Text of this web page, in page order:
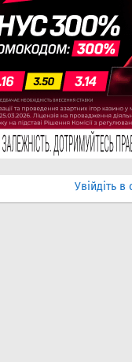
Увійдіть в